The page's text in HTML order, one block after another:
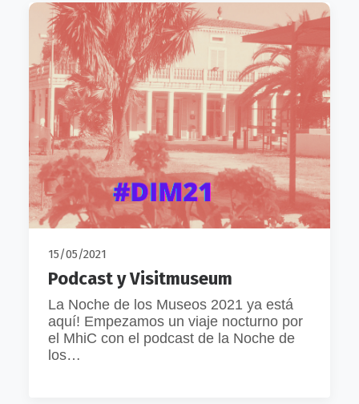
15/05/2021
Podcast y Visitmuseum
La Noche de los Museos 2021 ya está
aquí! Empezamos un viaje nocturno por
el MhiC con el podcast de la Noche de
los…